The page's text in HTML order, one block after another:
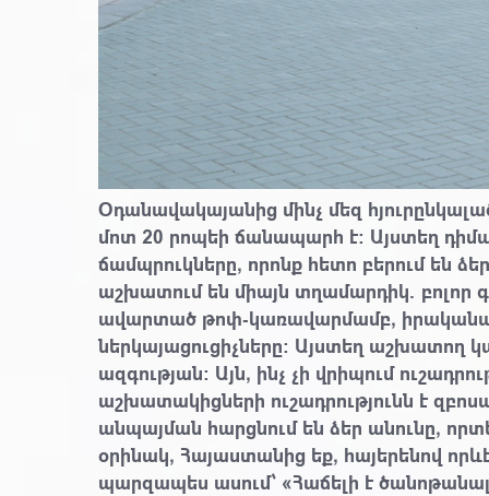
Օդանավակայանից մինչ մեզ
մոտ 20 րոպեի ճանապարհ է։ Այստեղ
ճամպրուկները, որոնք հետո բերում են
աշխատում են միայն տղամարդիկ. բոլոր
ավարտած թոփ-կառավարմամբ,
ներկայացուցիչները։ Այստեղ աշխատող
ազգության։ Այն, ինչ չի վրիպում
աշխատակիցների ուշադրությունն է
անպայման հարցնում են ձեր անունը,
օրինակ, Հայաստանից եք, հայերենով
պարզապես ասում՝ «Հաճելի է